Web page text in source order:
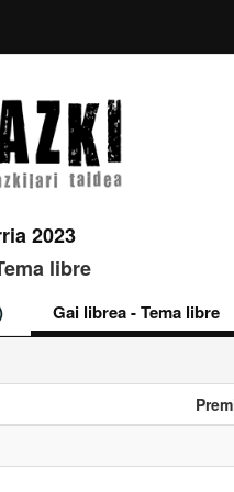
2023
libre
Gai librea - Tema libre